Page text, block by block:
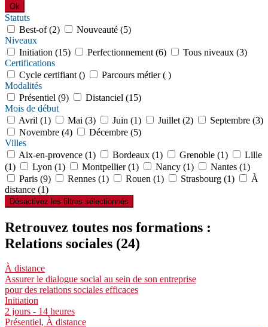
Ok
Statuts
Best-of (2)
Nouveauté (5)
Niveaux
Initiation (15)
Perfectionnement (6)
Tous niveaux (3)
Certifications
Cycle certifiant ()
Parcours métier ( )
Modalités
Présentiel (9)
Distanciel (15)
Mois de début
Avril (1)
Mai (3) Juin (1) Juillet (2)
Septembre (3)
Novembre (4)
Décembre (5)
Villes
Aix-en-provence (1)
Bordeaux (1) Grenoble (1)
Lille
(1)
Lyon (1) Montpellier (1) Nancy (1)
Nantes (1)
Paris (9)
Rennes (1) Rouen (1) Strasbourg (1)
À
distance (1)
Désactivez les filtres sélectionnés
Retrouvez toutes nos formations :
Relations sociales (24)
À distance
Assurer le dialogue social au sein de son entreprise
pour des relations sociales efficaces
Initiation
2 jours - 14 heures
Présentiel, À distance